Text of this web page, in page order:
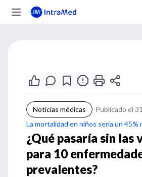
Noticias médicas
Publicado el
La mortalidad en niños sería un 45%
¿Qué pasaría sin las
para 10
prevalentes?